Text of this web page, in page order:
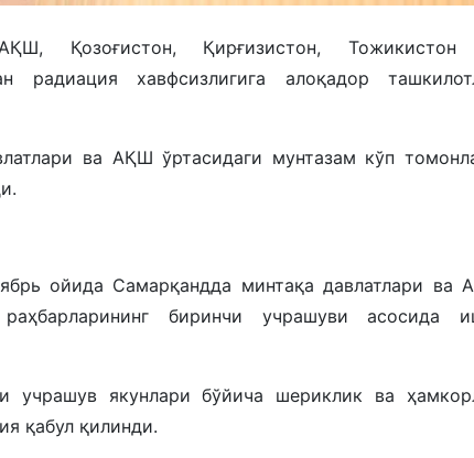
Қозоғистон, Қирғизистон, Тожикистон
радиация хавфсизлигига алоқадор
ва АҚШ ўртасидаги мунтазам кўп
ойида Самарқандда минтақа давлатлари ва
биринчи учрашуви асосида
учрашув якунлари бўйича шериклик ва
қабул қилинди.